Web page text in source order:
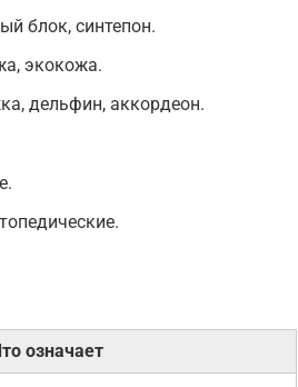
блок, синтепон.
экокожа.
дельфин, аккордеон.
означает